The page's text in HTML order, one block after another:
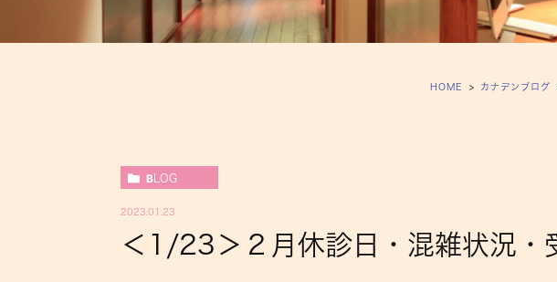
HOME カナデンブログ
BLOG
2023.01.23
＜1/23＞２月休診日・混雑状況・